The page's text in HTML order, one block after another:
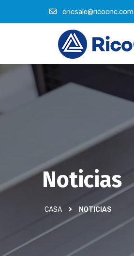
cncsale@ricocnc.com
Noticias
CASA NOTICIAS